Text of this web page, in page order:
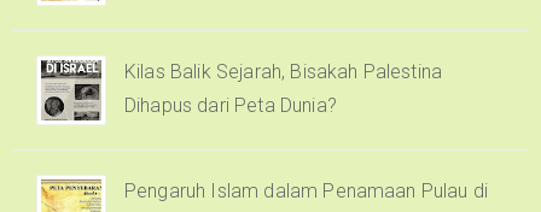
Kilas Balik Sejarah, Bisakah Palestina
Dihapus dari Peta Dunia?
Pengaruh Islam dalam Penamaan Pulau di